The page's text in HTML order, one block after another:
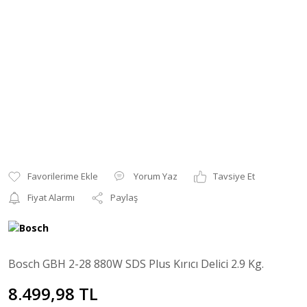
Yorum Yaz
Tavsiye Et
Fiyat Alarmı
Paylaş
Bosch GBH 2-28 880W SDS Plus Kırıcı Delici 2.9 Kg.
8.499,98 TL